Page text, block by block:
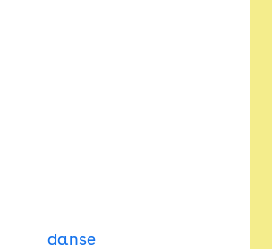
danse